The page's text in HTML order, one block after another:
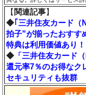
【 関連記事】
◆｢三井住友カード（
拍子”が揃ったおすす
特典は利用価値あり！
◆ 「三井住友カード
還元率7％のお得なク
セキュリティも抜群